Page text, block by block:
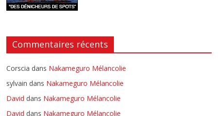
Commentaires récents
Corscia dans Nakameguro Mélancolie
sylvain dans Nakameguro Mélancolie
David dans Nakameguro Mélancolie
David dans Nakameguro Mélancolie